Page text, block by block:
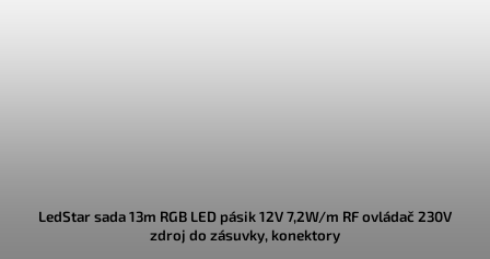
LedStar sada 13m RGB LED pásik 12V 7,2W/m RF ovládač 230V
zdroj do zásuvky, konektory